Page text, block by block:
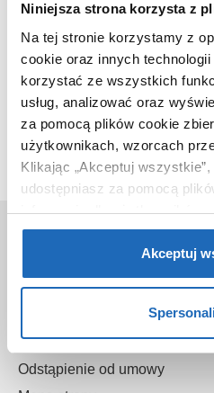
Niniejsza strona korzysta z
Na tej stronie korzystamy z
cookie oraz innych
korzystać ze wszystkich
usług, analizować oraz
za pomocą plików cookie
użytkownikach, wzorcach
Klikając „Akceptuj
udostępniasz za pomocą
informacje dla użytkowników
partnerzy reklamowi.Jeśli
wymagane pliki cookie”.
zablokowane niektóre pliki
Aby uzyskać więcej informacji
cookie, kliknij „Ustawienia
Akceptuj
Ten produkt nie jest już
O nas
O sklepie
Reklamacje
Odstąpienie od umowy